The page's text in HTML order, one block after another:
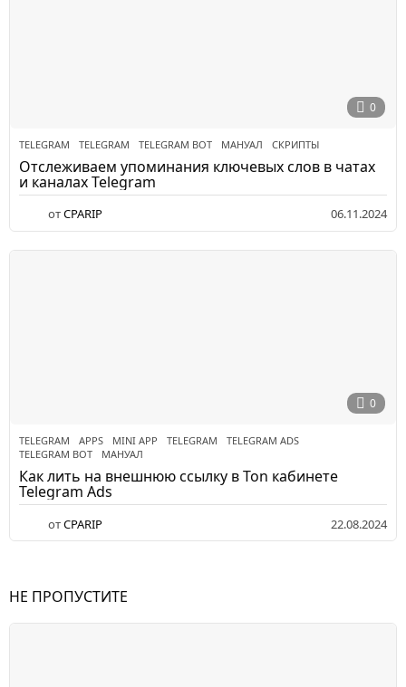
0
TELEGRAM TELEGRAM ,TELEGRAM BOT ,МАНУАЛ ,СКРИПТЫ
Отслеживаем упоминания ключевых слов в чатах
и каналах Telegram
отCPARIP 06.11.2024
0
TELEGRAM APPS ,MINI APP ,TELEGRAM ,TELEGRAM ADS
TELEGRAM BOT
,МАНУАЛ
Как лить на внешнюю ссылку в Ton кабинете
Telegram Ads
отCPARIP 22.08.2024
НЕ ПРОПУСТИТЕ